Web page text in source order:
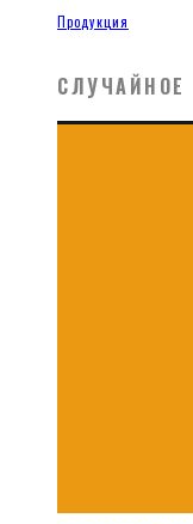
Продукция
СЛУЧАЙНОЕ